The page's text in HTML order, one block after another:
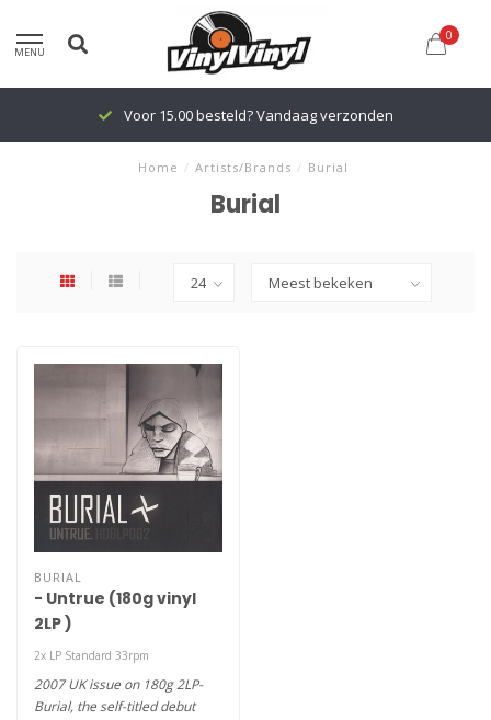
MENU
0
Voor 15.00 besteld? Vandaag verzonden
Home / Artists/Brands / Burial
Burial
BURIAL
- Untrue (180g vinyl
2LP )
2x LP Standard 33rpm
2007 UK issue on 180g 2LP-
Burial, the self-titled debut